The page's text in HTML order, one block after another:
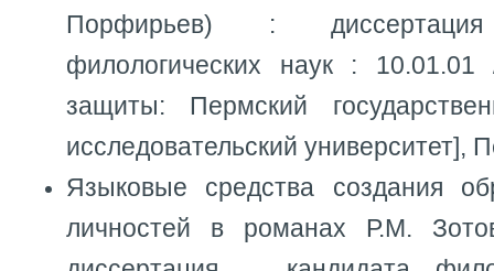
Порфирьев) :
филологических наук :
защиты: Пермский
исследовательский университет],
Языковые средства создания
личностей в романах Р.М.